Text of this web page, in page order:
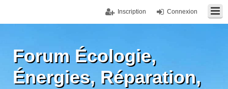
Connexion
Inscription
Forum Écologie,
Énergies, Réparation,